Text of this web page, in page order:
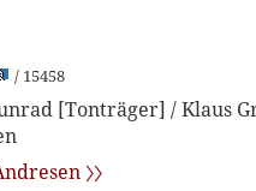
/ 15458
[Tonträger] / Klaus
〉〉